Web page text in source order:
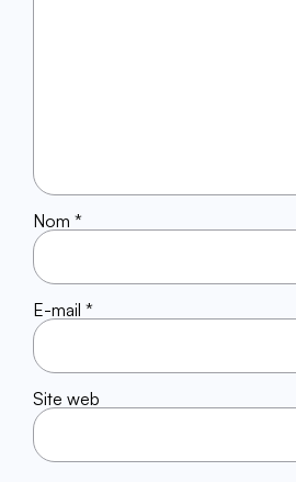
Nom *
E-mail *
Site web